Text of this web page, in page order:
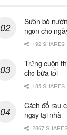
Sườn bò
ngon cho
192 SHARES
Trứng cuộn
cho bữa tối
185 SHARES
Cách đổ rau
ngay tại nhà
2867 SHARES